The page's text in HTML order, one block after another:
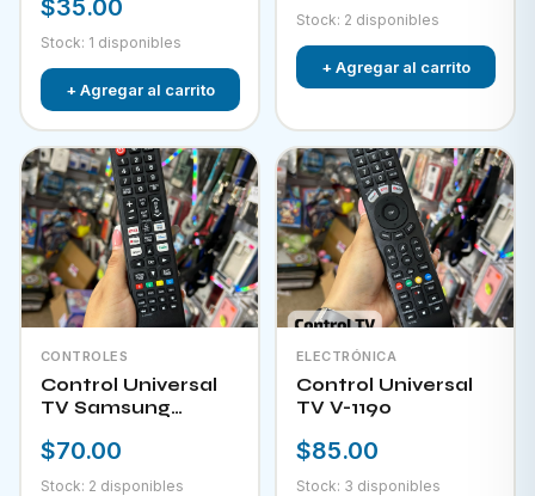
$35.00
Stock: 1 disponibles
+ Agregar al carrito
Stock: 2 disponibles
+ Agregar al carrito
CONTROLES
Control Universal
TV Samsung
$70.00
Stock: 2 disponibles
ELECTRÓNICA
Control Universal
TV V-1190
$85.00
Stock: 3 disponibles